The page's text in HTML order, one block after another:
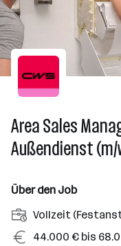
Area Sales
Außendienst (m/
Über den Job
A
n
Vollzeit
G
44.000 € bis